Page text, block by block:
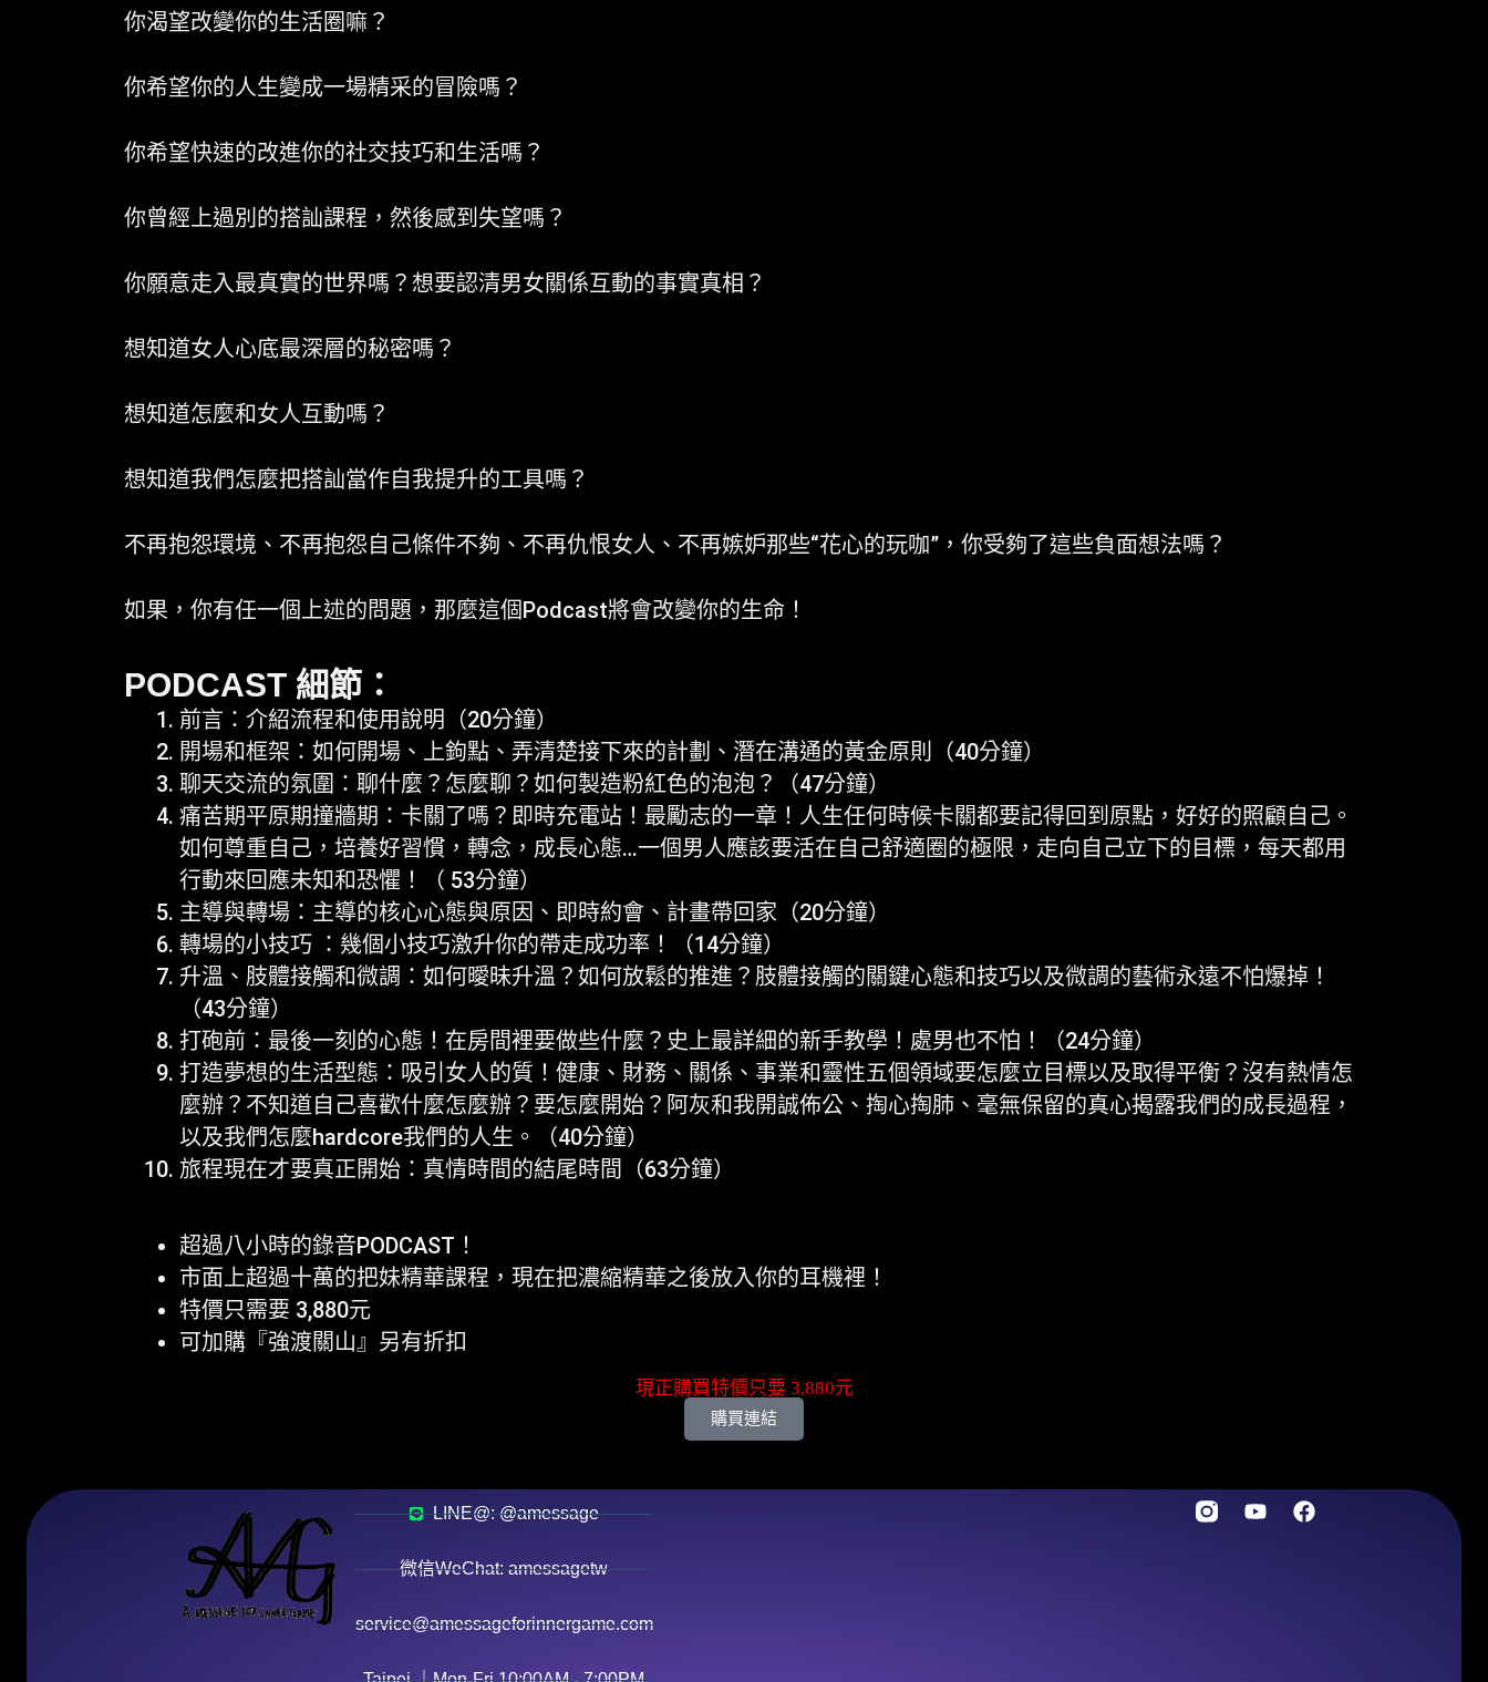
你渴望改變你的生活圈嘛？
你希望你的人生變成一場精采的冒險嗎？
你希望快速的改進你的社交技巧和生活嗎？
你曾經上過別的搭訕課程，然後感到失望嗎？
你願意走入最真實的世界嗎？想要認清男女關係互動的事實真相？
想知道女人心底最深層的秘密嗎？
想知道怎麼和女人互動嗎？
想知道我們怎麼把搭訕當作自我提升的工具嗎？
不再抱怨環境、不再抱怨自己條件不夠、不再仇恨女人、不再嫉妒那些“花心的玩咖”，你受夠了這些負面想法嗎？
如果，你有任一個上述的問題，那麼這個Podcast將會改變你的生命！
PODCAST 細節：
前言：介紹流程和使用說明（20分鐘）
開場和框架：如何開場、上鉤點、弄清楚接下來的計劃、潛在溝通的黃金原則（40分鐘）
聊天交流的氛圍：聊什麼？怎麼聊？如何製造粉紅色的泡泡？（47分鐘）
痛苦期平原期撞牆期：卡關了嗎？即時充電站！最勵志的一章！人生任何時候卡關都要記得回到原點，好好的照顧自己。
如何尊重自己，培養好習慣，轉念，成長心態…一個男人應該要活在自己舒適圈的極限，走向自己立下的目標，每天都用
行動來回應未知和恐懼！（ 53分鐘）
主導與轉場：主導的核心心態與原因、即時約會、計畫帶回家（20分鐘）
轉場的小技巧 ：幾個小技巧激升你的帶走成功率！（14分鐘）
升溫、肢體接觸和微調：如何曖昧升溫？如何放鬆的推進？肢體接觸的關鍵心態和技巧以及微調的藝術永遠不怕爆掉！
（43分鐘）
打砲前：最後一刻的心態！在房間裡要做些什麼？史上最詳細的新手教學！處男也不怕！（24分鐘）
打造夢想的生活型態：吸引女人的質！健康、財務、關係、事業和靈性五個領域要怎麼立目標以及取得平衡？沒有熱情怎
麼辦？不知道自己喜歡什麼怎麼辦？要怎麼開始？阿灰和我開誠佈公、掏心掏肺、毫無保留的真心揭露我們的成長過程，
以及我們怎麼hardcore我們的人生。（40分鐘）
旅程現在才要真正開始：真情時間的結尾時間（63分鐘）
超過八小時的錄音PODCAST！
市面上超過十萬的把妹精華課程，現在把濃縮精華之後放入你的耳機裡！
特價只需要 3,880元
可加購『強渡關山』另有折扣
現正購買特價只要 3,880元
購買連結
LINE@: @amessage
微信WeChat: amessagetw
service@amessageforinnergame.com